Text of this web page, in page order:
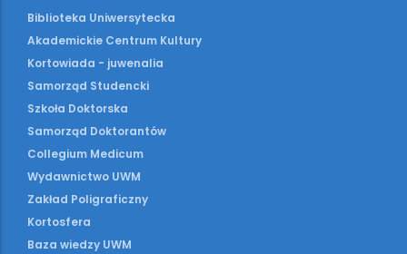
Biblioteka Uniwersytecka
Akademickie Centrum Kultury
Kortowiada - juwenalia
Samorząd Studencki
Szkoła Doktorska
Samorząd Doktorantów
Collegium Medicum
Wydawnictwo UWM
Zakład Poligraficzny
Kortosfera
Baza wiedzy UWM